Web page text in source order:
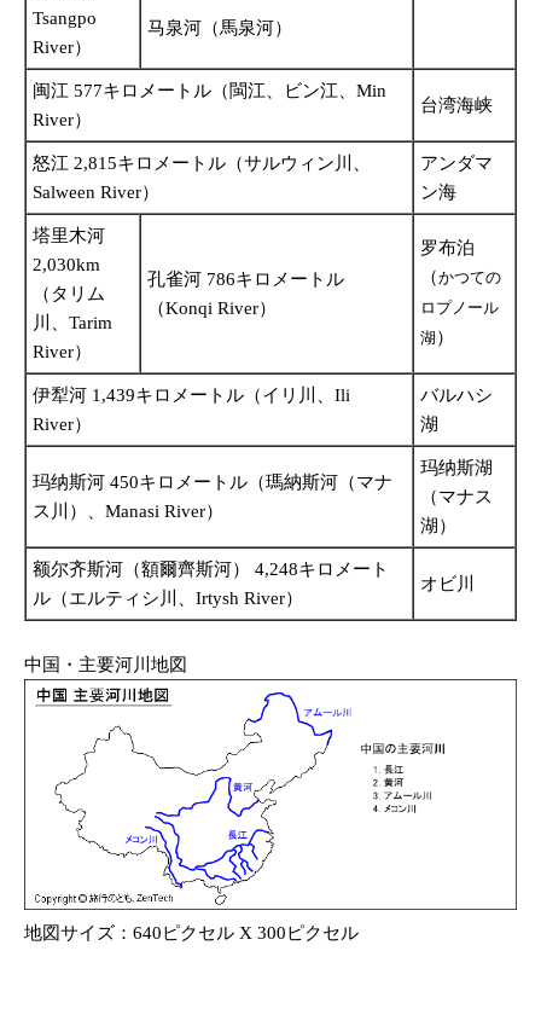
Tsangpo
River）
马泉河（馬泉河）
闽江 577キロメートル（閩江、ビン江、Min
River）
台湾海峡
怒江 2,815キロメートル（サルウィン川、
Salween River）
アンダマ
ン海
塔里木河
2,030km
（タリム
川、Tarim
River）
孔雀河 786キロメートル
（Konqi River）
罗布泊
（かつての
ロプノール
湖 ）
伊犁河 1,439キロメートル（イリ川、Ili
River）
バルハシ
湖
玛纳斯河 450キロメートル（瑪納斯河（マナ
ス川）、Manasi River）
玛纳斯湖
（マナス
湖）
额尔齐斯河（額爾齊斯河） 4,248キロメート
ル（エルティシ川、Irtysh River）
オビ川
中国・主要河川地図
地図サイズ：640ピクセル X 300ピクセル